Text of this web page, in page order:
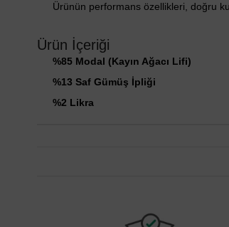
Ürünün performans özellikleri, doğru
Ürün İçeriği
%85 Modal (Kayın Ağacı Lifi)
%13 Saf Gümüş İpliği
%2 Likra